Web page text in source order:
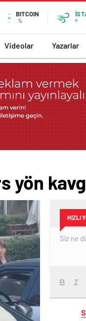
BITCOIN
%
°
Videolar Yazarlar
yön
HIZLI